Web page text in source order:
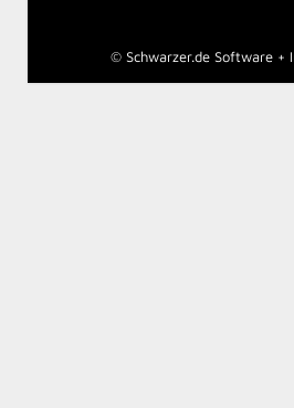
© Schwarzer.de Software +